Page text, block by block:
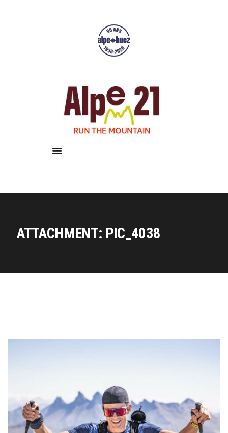
ATTACHMENT: PIC_4038
Résultats
Galerie
Infos pratiques